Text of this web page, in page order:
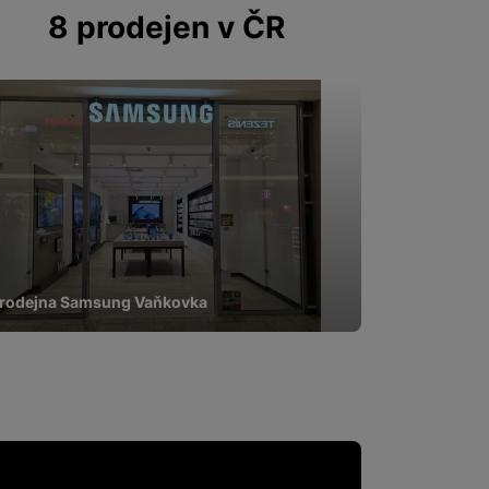
souhrnně a
nebo reklamy jak
8 prodejen v ČR
Samsung Vaňkovka